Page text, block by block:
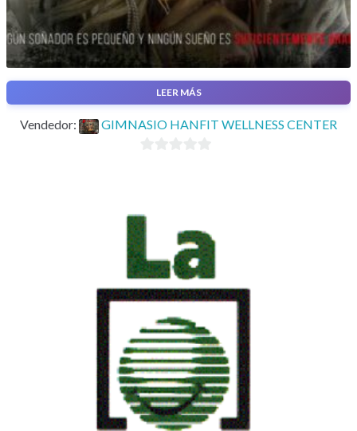
Mantenimiento
LEER MÁS
Vendedor: GIMNASIO HANFIT WELLNESS CENTER
5